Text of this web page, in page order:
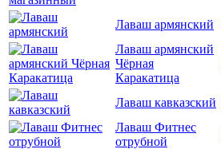
Лаваш армянский
Лаваш армянский
Чёрная
Каракатица
Лаваш кавказский
Лаваш Фитнес
отрубной